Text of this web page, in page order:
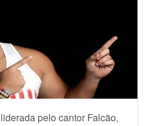
pelo cantor Falcão,